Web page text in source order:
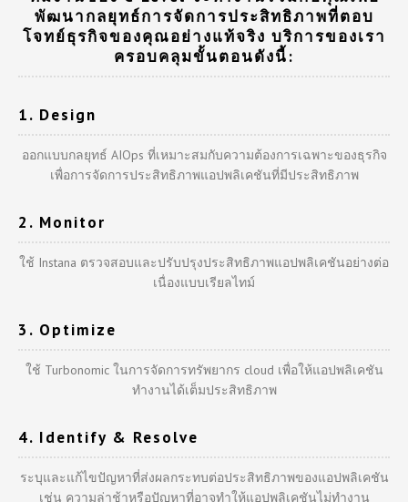
พัฒนากลยุทธ์การจัดการประสิทธิภาพที่ตอบ
โจทย์ธุรกิจของคุณอย่างแท้จริง บริการของเรา
ครอบคลุมขั้นตอนดังนี้:
1. Design
ออกแบบกลยุทธ์ AIOps ที่เหมาะสมกับความต้องการเฉพาะของธุรกิจ
เพื่อการจัดการประสิทธิภาพแอปพลิเคชันที่มีประสิทธิภาพ
2. Monitor
ใช้ Instana ตรวจสอบและปรับปรุงประสิทธิภาพแอปพลิเคชันอย่างต่อ
เนื่องแบบเรียลไทม์
3. Optimize
ใช้ Turbonomic ในการจัดการทรัพยากร cloud เพื่อให้แอปพลิเคชัน
ทำงานได้เต็มประสิทธิภาพ
4. Identify & Resolve
ระบุและแก้ไขปัญหาที่ส่งผลกระทบต่อประสิทธิภาพของแอปพลิเคชัน
เช่น ความล่าช้าหรือปัญหาที่อาจทำให้แอปพลิเคชันไม่ทำงาน